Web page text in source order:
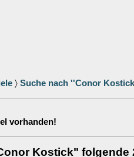
〉 Suche nach ''Conor
vorhanden!
Kostick" folgende